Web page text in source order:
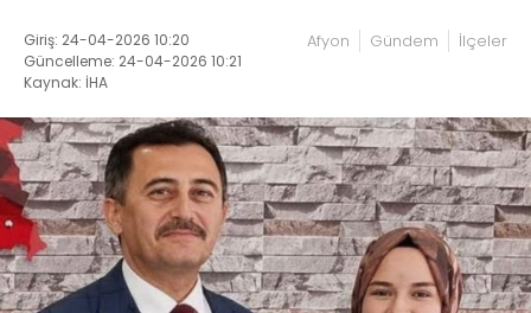
Giriş: 24-04-2026 10:20
Güncelleme: 24-04-2026 10:21
Kaynak: İHA
Afyon Gündem İlçeler